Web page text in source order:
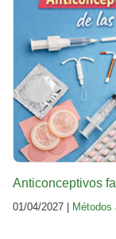
Anticonceptivos
01/04/2027 | Métodos